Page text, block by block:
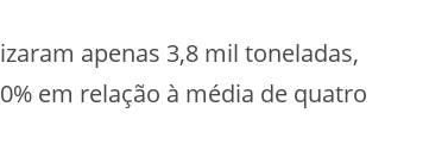
apenas 3,8 mil toneladas,
em relação à média de quatro